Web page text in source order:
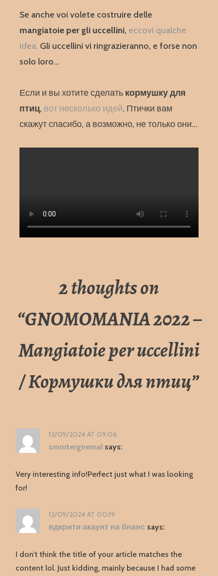
Se anche voi volete costruire delle
mangiatoie per gli uccellini, eccovi qualche
idea. Gli uccellini vi ringrazieranno, e forse non
solo loro…
Если и вы хотите сделать кормушку для
птиц, вот несколько идей. Птички вам
скажут спасибо, а возможно, не только они…
2 thoughts on
“GNOMOMANIA 2022 –
Mangiatoie per uccellini
/ Кормушки для птиц”
13/09/2024 AT 09:06
smortergiremal says:
Very interesting info!Perfect just what I was looking
for!
12/09/2024 AT 00:19
вдкрити акаунт на бнанс says:
I don’t think the title of your article matches the
content lol. Just kidding, mainly because I had some